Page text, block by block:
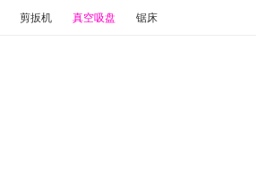
剪扳机 真空吸盘 锯床